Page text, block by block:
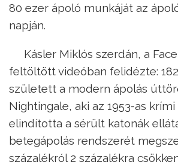
80 ezer ápoló munkáját az
napján.
Kásler Miklós szerdán, a
feltöltött videóban felidézte:
született a modern ápolás
Nightingale, aki az 1953-as
elindította a sérült katonák
betegápolás rendszerét
százalékról 2 százalékra